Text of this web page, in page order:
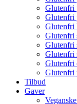
Glutenfri
Glutenfri
Glutenfri
Glutenfri
Glutenfri
Glutenfri
Glutenfri
Glutenfri
Tilbud
Gaver